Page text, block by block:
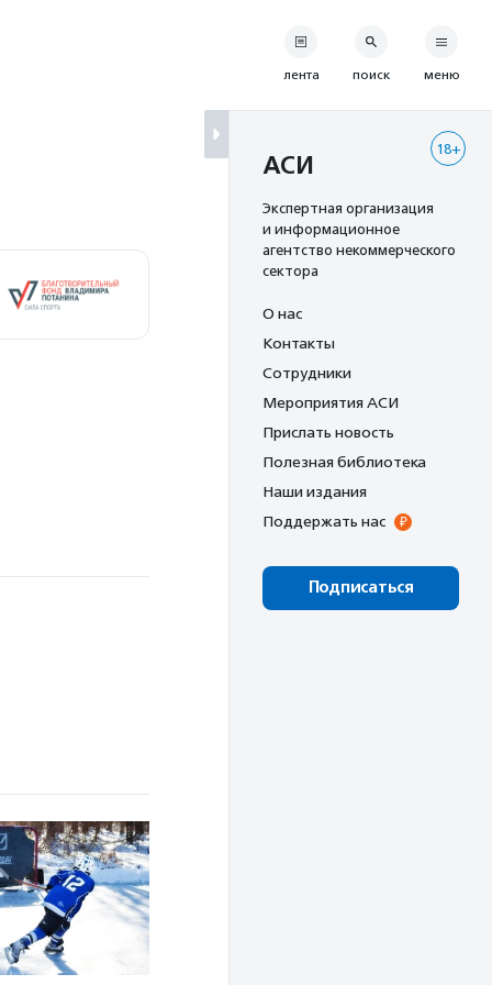
лента поиск меню
18+
АСИ
Экспертная организация
и информационное
агентство некоммерческого
сектора
О нас
Контакты
Сотрудники
Мероприятия АСИ
Прислать новость
Полезная библиотека
Наши издания
Поддержать нас
Подписаться